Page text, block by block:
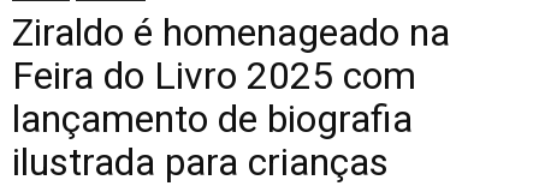
Ziraldo é homenageado na
Feira do Livro 2025 com
lançamento de biografia
ilustrada para crianças